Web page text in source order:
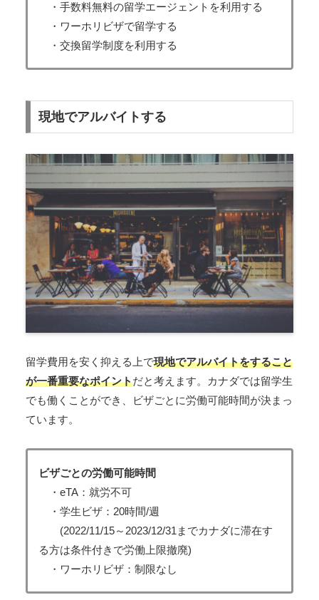
・手数料無料の留学エージェントを利用する
・ワーホリビザで留学する
・交換留学制度を利用する
現地でアルバイトする
留学費用を安く抑える上で現地でアルバイトをすること
が一番重要なポイントだと考えます。カナダでは留学生
でも働くことができ、ビザごとに労働可能時間が決まっ
ています。
ビザごとの労働可能時間
・eTA：就労不可
・学生ビザ：20時間/週
(2022/11/15～2023/12/31までカナダに滞在す
る方は条件付きで労働上限撤廃)
・ワーホリビザ：制限なし